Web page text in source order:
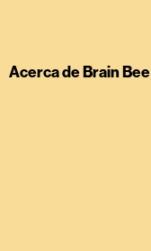
Acerca de Brain Bee